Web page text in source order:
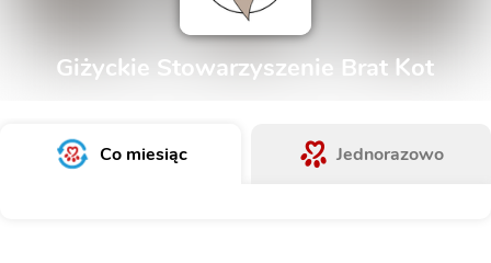
Giżyckie Stowarzyszenie Brat Kot
Co miesiąc Jednorazowo